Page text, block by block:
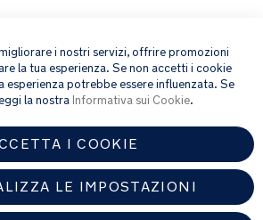
ISCRIVITI
acconsenti a ricevere via e-mail la nostra
su prodotti e offerte che potrebbero
dei dati personali, consulta la
.
i nostri servizi, offrire promozioni
la tua esperienza. Se non accetti i cookie
esperienza potrebbe essere influenzata. Se
la nostra Informativa sui Cookie.
I COOKIE
LE IMPOSTAZIONI